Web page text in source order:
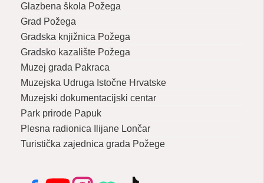
Glazbena škola Požega
Grad Požega
Gradska knjižnica Požega
Gradsko kazalište Požega
Muzej grada Pakraca
Muzejska Udruga Istočne Hrvatske
Muzejski dokumentacijski centar
Park prirode Papuk
Plesna radionica Ilijane Lončar
Turistička zajednica grada Požege